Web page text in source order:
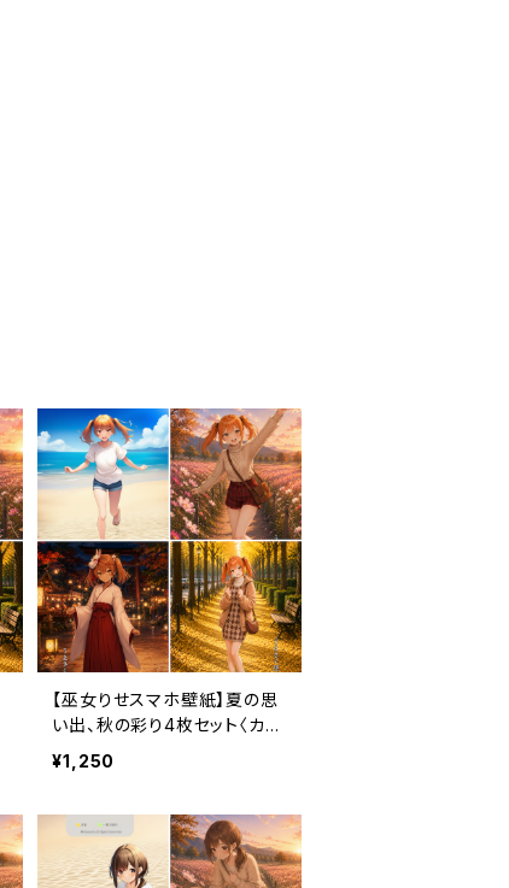
【巫女りせスマホ壁紙】夏の思
い出、秋の彩り4枚セット〈カレ
ンダーなし・3ヶ月利用コード
付き〉
¥1,250